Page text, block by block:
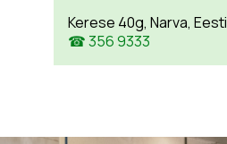
Kerese 40g, Narva, Eesti
☎ 356 9333